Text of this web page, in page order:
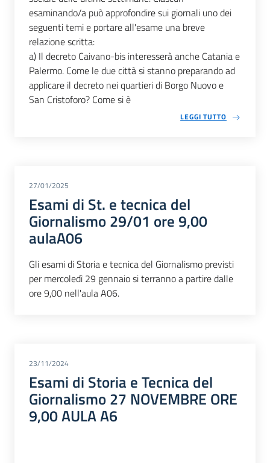
esaminando/a può approfondire sui giornali uno dei
seguenti temi e portare all'esame una breve
relazione scritta:
a) Il decreto Caivano-bis interesserà anche Catania e
Palermo. Come le due città si stanno preparando ad
applicare il decreto nei quartieri di Borgo Nuovo e
San Cristoforo? Come si è
LEGGI TUTTO
27/01/2025
Esami di St. e tecnica del
Giornalismo 29/01 ore 9,00
aulaA06
Gli esami di Storia e tecnica del Giornalismo previsti
per mercoledì 29 gennaio si terranno a partire dalle
ore 9,00 nell'aula A06.
23/11/2024
Esami di Storia e Tecnica del
Giornalismo 27 NOVEMBRE ORE
9,00 AULA A6